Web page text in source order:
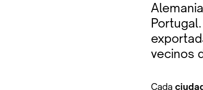
vecinos
Cada